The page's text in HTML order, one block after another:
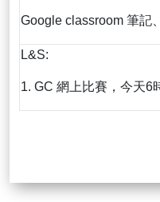
Google classroom 筆記
L&S:
1. GC 網上比賽，今天6